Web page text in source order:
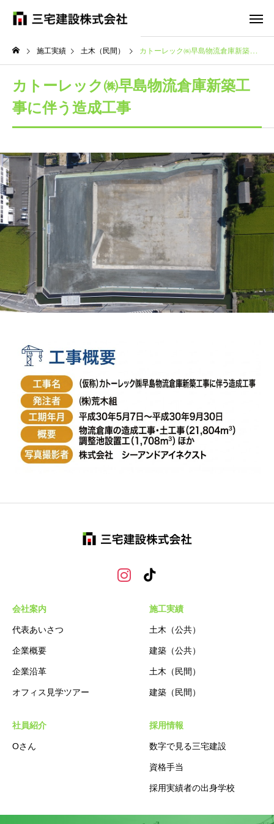
施工実績 土木（民間） カトーレック㈱早島物流倉庫新築工事に伴う造成工事
カトーレック㈱早島物流倉庫新築工
事に伴う造成工事
会社案内
代表あいさつ
企業概要
企業沿革
オフィス見学ツアー
施工実績
土木（公共）
建築（公共）
土木（民間）
建築（民間）
社員紹介
Oさん
採用情報
数字で見る三宅建設
資格手当
採用実績者の出身学校